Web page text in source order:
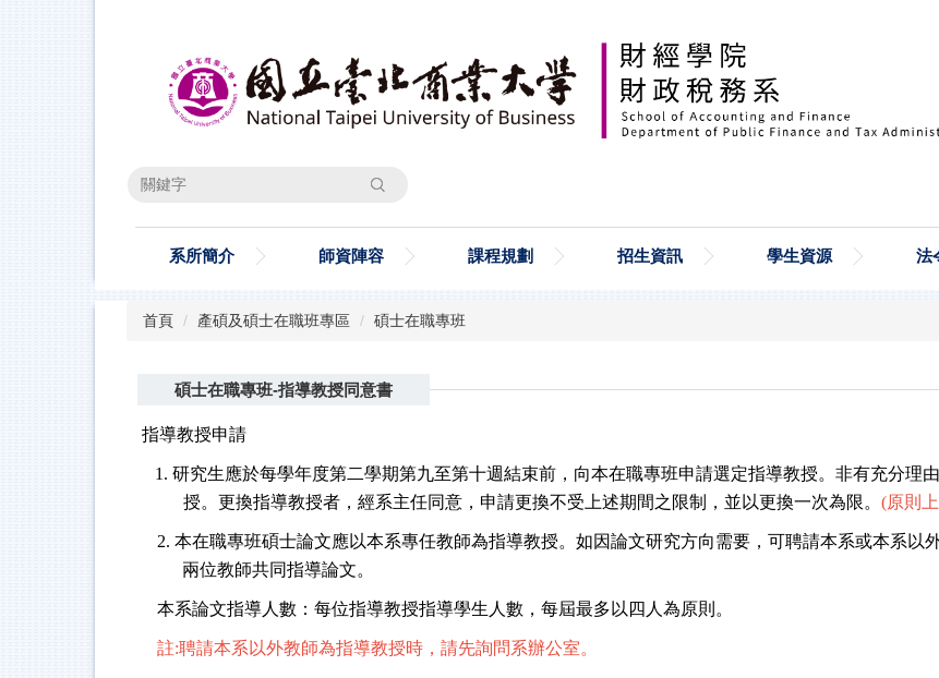
搜尋
系所簡介 師資陣容 課程規劃 招生資訊 學生資源 法
首頁 產碩及碩士在職班專區 碩士在職專班
碩士在職專班-指導教授同意書
指導教授申請
1. 研究生應於每學年度第二學期第九至第十週結束前，向本在職專班申請選定指導教授。非有充分理
授。更換指導教授者，經系主任同意，申請更換不受上述期間之限制，並以更換一次為限。 (原則
2. 本在職專班碩士論文應以本系專任教師為指導教授。如因論文研究方向需要，可聘請本系或本系以
兩位教師共同指導論文。
本系論文指導人數：每位指導教授指導學生人數，每屆最多以四人為原則。
註:聘請本系以外教師為指導教授時，請先詢問系辦公室。